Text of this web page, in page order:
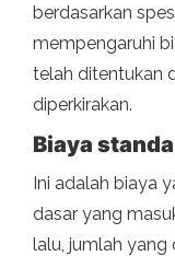
berdasarkan
mempengaruhi
telah ditentukan
diperkirakan.
Biaya
Ini adalah biaya
dasar yang
lalu, jumlah yang